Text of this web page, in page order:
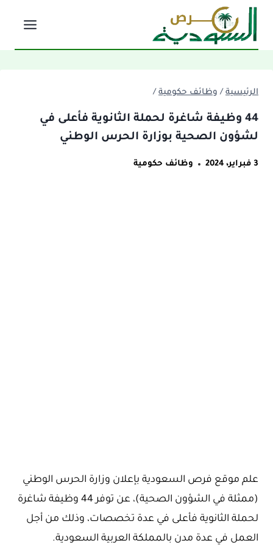
التجاوز
المحتوى
الرئيسية / وظائف حكومية /
44 وظيفة شاغرة لحملة الثانوية فأعلى في
لشؤون الصحية بوزارة الحرس الوطني
3 فبراير، 2024 وظائف حكومية
علم موقع فرص السعودية بإعلان وزارة الحرس الوطني
(ممثلة في الشؤون الصحية)، عن توفر 44 وظيفة شاغرة
لحملة الثانوية فأعلى في عدة تخصصات، وذلك من أجل
العمل في عدة مدن بالمملكة العربية السعودية.